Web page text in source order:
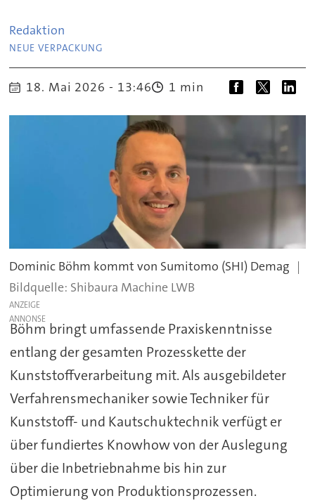
Redaktion
NEUE VERPACKUNG
18. Mai 2026 - 13:46 1 min
Dominic Böhm kommt von Sumitomo (SHI) Demag
Shibaura Machine LWB
ANZEIGE
Böhm bringt umfassende Praxiskenntnisse
entlang der gesamten Prozesskette der
Kunststoffverarbeitung mit. Als ausgebildeter
Verfahrensmechaniker sowie Techniker für
Kunststoff- und Kautschuktechnik verfügt er
über fundiertes Knowhow von der Auslegung
über die Inbetriebnahme bis hin zur
Optimierung von Produktionsprozessen.